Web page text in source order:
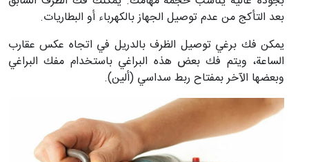
بعد التأكج من عدم توصيل الجهاز بالكهرباء أو البطاريات.
يمكن فك برغي توصيل الظرف بالدريل في اتجاه عکس عقارب
الساعة، ويتم فك بعض هذه البراغي باستخدام مفك البراغي
وبعضها الآخر بمفتاح ربط سداسي (ألين).